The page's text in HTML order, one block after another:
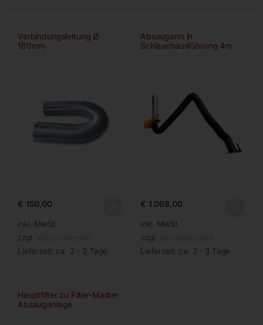
Verbindungsleitung Ø
160mm
€ 150,00
inkl. MwSt.
zzgl. Versandkosten
Lieferzeit: ca. 2 - 3 Tage
Absaugarm in
Schlauchausführung 4m
€ 1.068,00
inkl. MwSt.
zzgl. Versandkosten
Lieferzeit: ca. 2 - 3 Tage
Hauptfilter zu Filter-Master
Absauganlage